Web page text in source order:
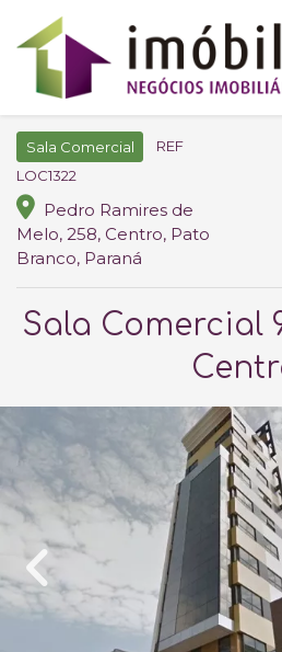
Sala Comercial
REF
LOC1322
Pedro Ramires de
Melo, 258, Centro, Pato
Branco, Paraná
Sala Comercial